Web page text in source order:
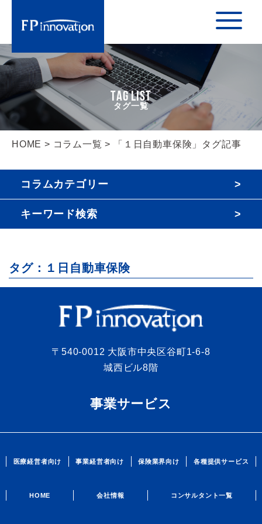
TAG LIST
HOME > コラム一覧 > 「１日自動車保険」タグ記事
コラムカテゴリー
キーワード検索
タグ：１日自動車保険
〒540-0012 大阪市中央区谷町1-6-8
城西ビル8階
事業サービス
医療経営者向け 事業経営者向け 保険業界向け 各種提供サービス
HOME 会社情報 コンサルタント一覧